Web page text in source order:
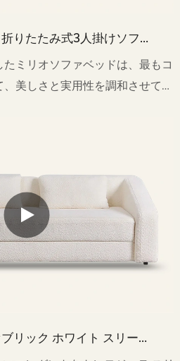
りたたみ式3人掛けソファ
ース向け）RC6845B
ミリオソファベッドは、最もコ
美しさと実用性を調和させてい
リック ホワイト スリーパ